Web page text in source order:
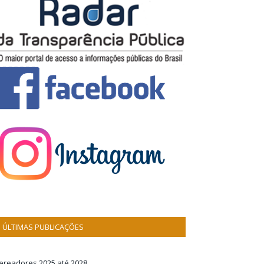
ÚLTIMAS PUBLICAÇÕES